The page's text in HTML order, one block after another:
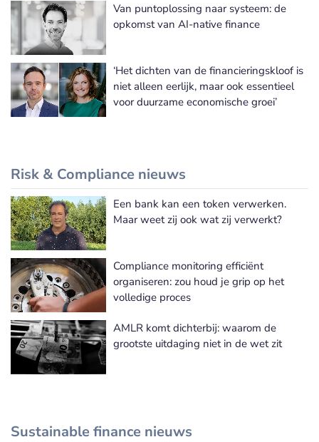
Van puntoplossing naar systeem: de
opkomst van AI-native finance
‘Het dichten van de financieringskloof is
niet alleen eerlijk, maar ook essentieel
voor duurzame economische groei’
Risk & Compliance nieuws
Meer Risk & Compliance nieuws
Een bank kan een token verwerken.
Maar weet zij ook wat zij verwerkt?
Compliance monitoring efficiënt
organiseren: zou houd je grip op het
volledige proces
AMLR komt dichterbij: waarom de
grootste uitdaging niet in de wet zit
Sustainable finance nieuws